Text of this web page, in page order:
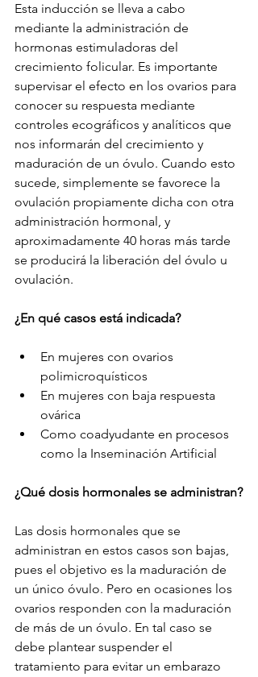
Esta inducción se lleva a cabo
mediante la administración de
hormonas estimuladoras del
crecimiento folicular. Es importante
supervisar el efecto en los ovarios para
conocer su respuesta mediante
controles ecográficos y analíticos que
nos informarán del crecimiento y
maduración de un óvulo. Cuando esto
sucede, simplemente se favorece la
ovulación propiamente dicha con otra
administración hormonal, y
aproximadamente 40 horas más tarde
se producirá la liberación del óvulo u
ovulación.
¿En qué casos está indicada?
En mujeres con ovarios
polimicroquísticos
En mujeres con baja respuesta
ovárica
Como coadyudante en procesos
como la Inseminación Artificial
¿Qué dosis hormonales se administran?
Las dosis hormonales que se
administran en estos casos son bajas,
pues el objetivo es la maduración de
un único óvulo. Pero en ocasiones los
ovarios responden con la maduración
de más de un óvulo. En tal caso se
debe plantear suspender el
tratamiento para evitar un embarazo